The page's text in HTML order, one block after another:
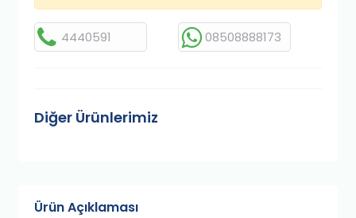
4440591 08508888173
Diğer Ürünlerimiz
Ürün Açıklaması